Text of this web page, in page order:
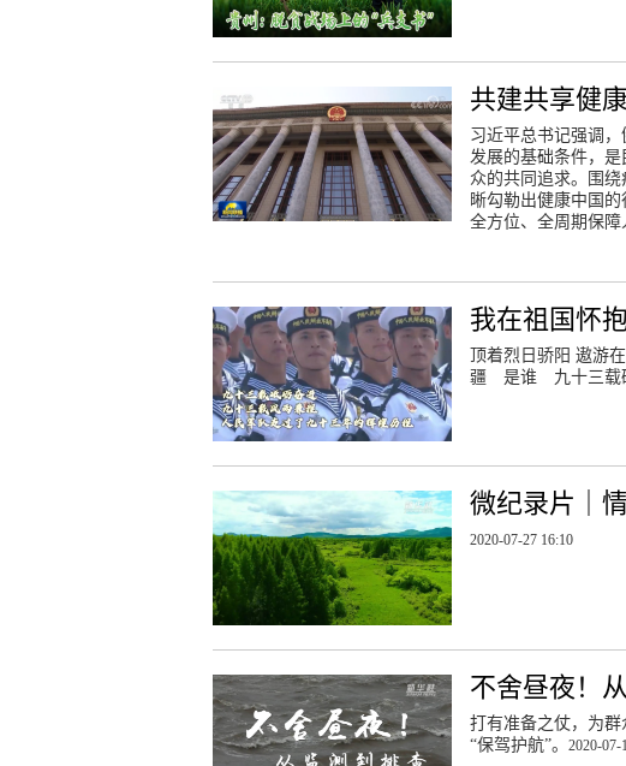
共建共享健
习近平总书记强调
发展的基础条件，
众的共同追求。围
晰勾勒出健康中国
全方位、全周期保
我在祖国怀
顶着烈日骄阳 遨
疆 是谁 九十三载
微纪录片｜
2020-07-27 16:10
不舍昼夜！
打有准备之仗，为
“保驾护航”。2020-07-